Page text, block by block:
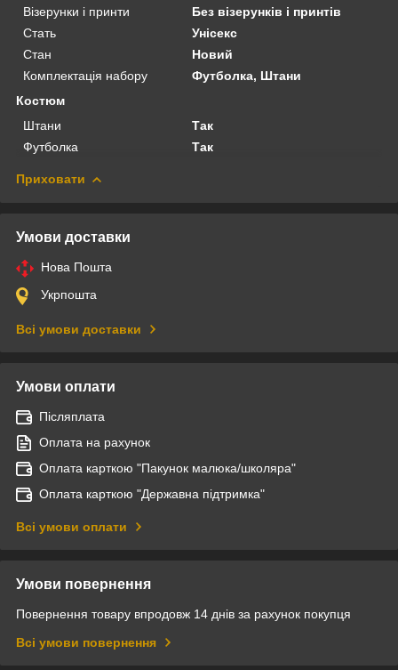
Візерунки і принти
Без візерунків і принтів
Стать
Унісекс
Стан
Новий
Комплектація набору
Футболка, Штани
Костюм
Штани
Так
Футболка
Так
Приховати
Умови доставки
Нова Пошта
Укрпошта
Всі умови доставки
Умови оплати
Післяплата
Оплата на рахунок
Оплата карткою "Пакунок малюка/школяра"
Оплата карткою "Державна підтримка"
Всі умови оплати
Умови повернення
Повернення товару впродовж 14 днів за рахунок покупця
Всі умови повернення